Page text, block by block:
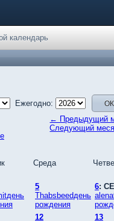
календарь
Ежегодно:
← Предыдущий
Следующий
Среда
5
Thabsbeedдень
рождения
6:
12
13